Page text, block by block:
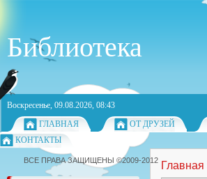
Библиотека
Воскресенье, 09.08.2026, 08:43
ГЛАВНАЯ
ОТ ДРУЗЕЙ
КОНТАКТЫ
Главная
ВСЕ ПРАВА ЗАЩИЩЕНЫ ©2009-2012